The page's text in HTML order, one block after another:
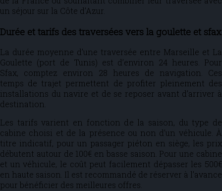
un séjour sur la Côte d’Azur.
Durée et tarifs des traversées vers la goulette et sfax
La durée moyenne d’une traversée entre Marseille et La
Goulette (port de Tunis) est d’environ 24 heures. Pour
Sfax, comptez environ 28 heures de navigation. Ces
temps de trajet permettent de profiter pleinement des
installations du navire et de se reposer avant d’arriver à
destination.
Les tarifs varient en fonction de la saison, du type de
cabine choisi et de la présence ou non d’un véhicule. À
titre indicatif, pour un passager piéton en siège, les prix
débutent autour de 100€ en basse saison. Pour une cabine
et un véhicule, le coût peut facilement dépasser les 500€
en haute saison. Il est recommandé de réserver à l’avance
pour bénéficier des meilleures offres.